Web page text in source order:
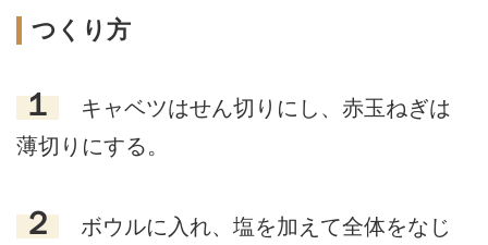
つくり方
１
キャベツはせん切りにし、赤玉ねぎは
薄切りにする。
２
ボウルに入れ、塩を加えて全体をなじ